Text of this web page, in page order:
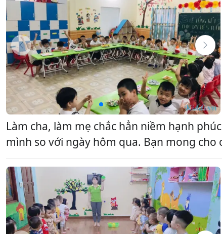
Làm cha, làm mẹ chắc hẳn niềm hạnh
mình so với ngày hôm qua. Bạn mong